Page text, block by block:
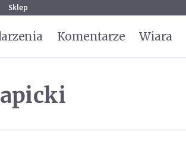
Sklep
Komentarze Wiara